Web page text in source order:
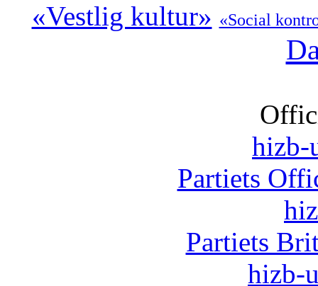
«Vestlig kultur» «Social
hizb-
Partiets
Partiets
hizb-